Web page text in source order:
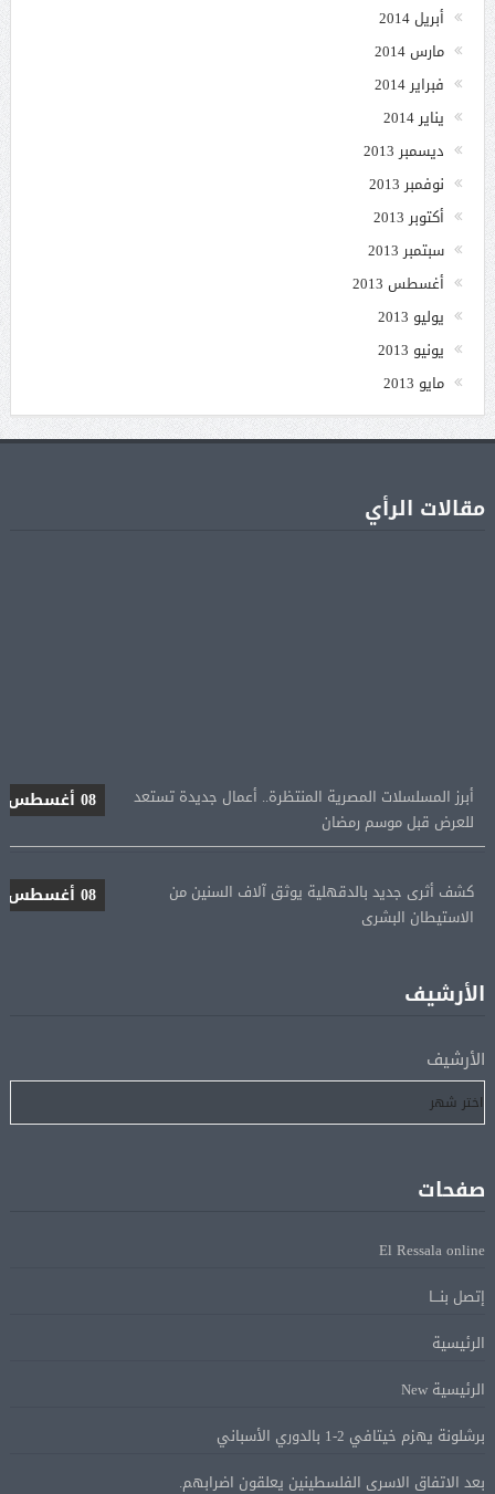
أبريل 2014
مارس 2014
فبراير 2014
يناير 2014
ديسمبر 2013
نوفمبر 2013
أكتوبر 2013
سبتمبر 2013
أغسطس 2013
يوليو 2013
يونيو 2013
مايو 2013
مقالات الرأي
للعرض قبل موسم رمضان
الاستيطان البشرى
المؤهلة لأولمبياد 2028
إسبانيا تعيد فرض الرقابة على حدودها مع إيطاليا وسط
خلاف متصاعد بشأن الهجرة
للسفن فى هرمز
الرئيس الإيرانى: الظروف الراهنة فرصة للتوصل إلى اتفاق
Alcool américain au Canada: «Carney risque d’être pris en
«Aucune négociation ne peut être bonne avec
spécialiste en droit commercial
الأرشيف
الأرشيف
صفحات
El Ressala online
إتصل بنـــا
الرئيسية
الرئيسية New
برشلونة يهزم خيتافي 2-1 بالدوري الأسباني
بعد الاتفاق الاسرى الفلسطينين يعلقون اضرابهم.